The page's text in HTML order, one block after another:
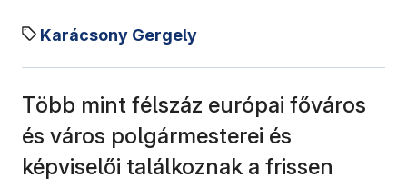
Karácsony Gergely
Több mint félszáz európai főváros
és város polgármesterei és
képviselői találkoznak a frissen